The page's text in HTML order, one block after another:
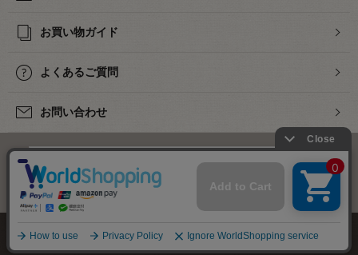
お買い物ガイド
よくあるご質問
お問い合わせ
下着・ランジェリーの専門店
株式会社オカダヤ 会社概要 採用情報